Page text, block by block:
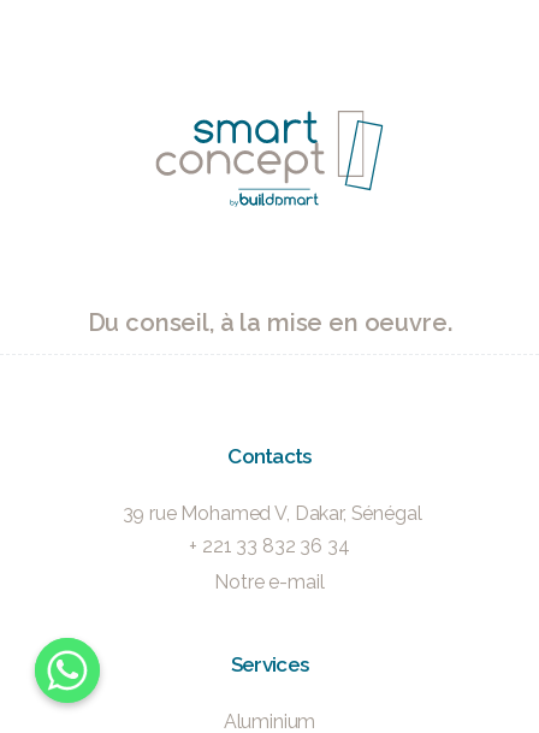
Du conseil, à la mise en oeuvre.
Contacts
39 rue Mohamed V, Dakar, Sénégal
+ 221 33 832 36 34
Notre e-mail
Services
Aluminium